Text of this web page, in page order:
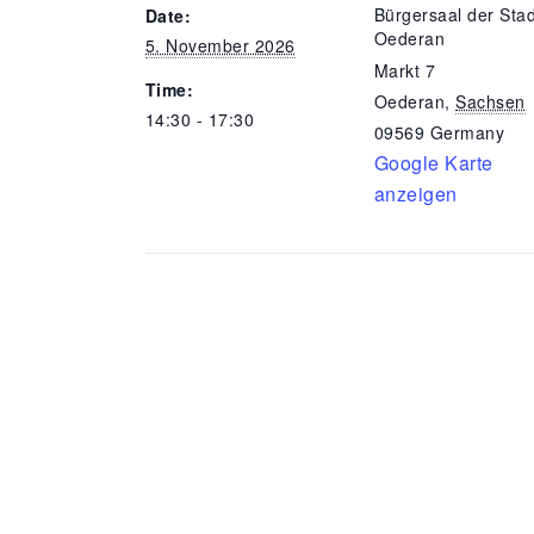
Date:
5. November 2026
Time:
14:30 - 17:30
Bürgersaal der
Oederan
Markt 7
Oederan, Sachsen
09569 Germany
Google Karte
anzeigen